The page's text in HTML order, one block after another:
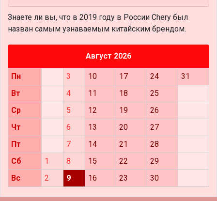
Знаете ли вы, что в 2019 году в России Chery был
назван самым узнаваемым китайским брендом.
Август 2026
Пн 3 10 17 24
31
Вт
4 11 18
25
Ср
5 12 19
26
Чт
6 13 20
27
Пт
7 14 21
28
Сб
1 8 15 22
29
Вс
2 9 16 23 30